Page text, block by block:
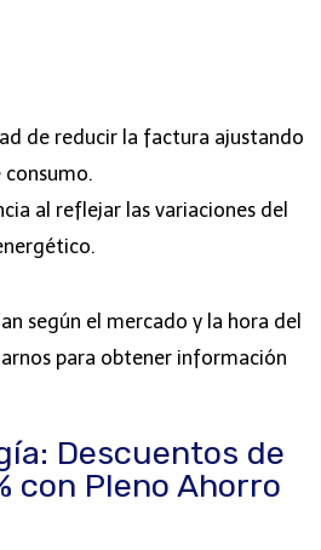
de reducir la factura ajustando
consumo.
al reflejar las variaciones del
según el mercado y la hora del
para obtener información
Descuentos de
con Pleno Ahorro